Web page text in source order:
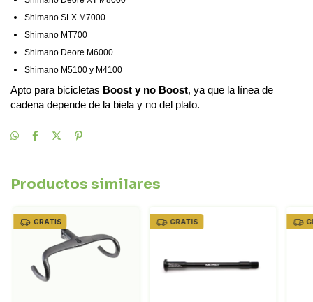
Shimano SLX M7000
Shimano MT700
Shimano Deore M6000
Shimano M5100 y M4100
Apto para bicicletas Boost y no Boost, ya que la línea de
cadena depende de la biela y no del plato.
Productos similares
GRATIS GRATIS